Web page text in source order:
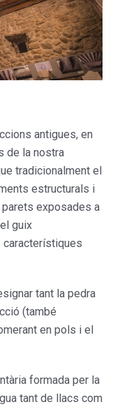
antigues, en
de la nostra
tradicionalment el
estructurals i
exposades a
guix
característiques
tant la pedra
(també
en pols i el
formada per la
tant de llacs com